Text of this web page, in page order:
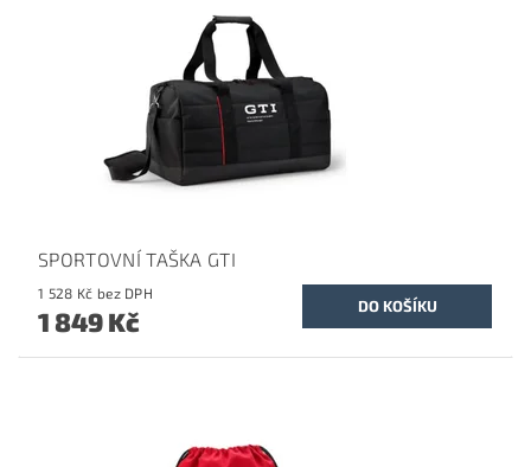
SPORTOVNÍ TAŠKA GTI
1 528 Kč bez DPH
1 849 Kč